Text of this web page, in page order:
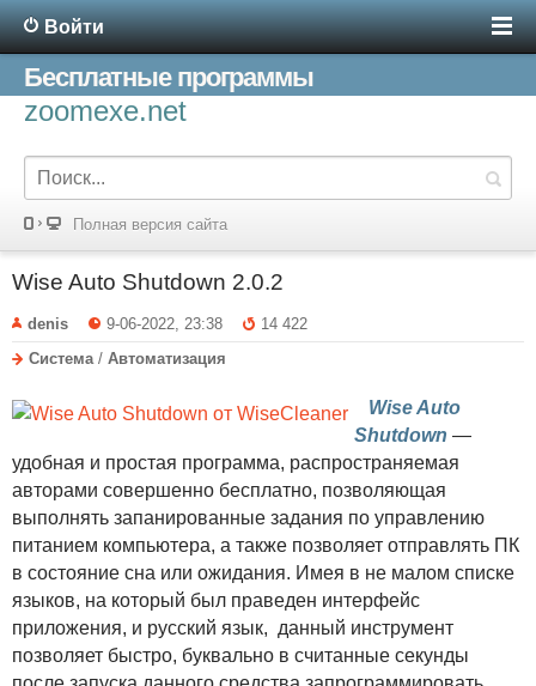
Войти
Бесплатные программы
zoomexe.net
Полная версия сайта
Wise Auto Shutdown 2.0.2
denis 9-06-2022, 23:38
14 422
Система / Автоматизация
Wise Auto
Shutdown —
удобная и простая программа, распространяемая
авторами совершенно бесплатно, позволяющая
выполнять запанированные задания по управлению
питанием компьютера, а также позволяет отправлять ПК
в состояние сна или ожидания. Имея в не малом списке
языков, на который был праведен интерфейс
приложения, и русский язык, данный инструмент
позволяет быстро, буквально в считанные секунды